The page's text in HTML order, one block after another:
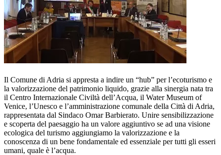
Il Comune di Adria si appresta a indire un “hub” per l’ecoturismo e
la valorizzazione del patrimonio liquido, grazie alla sinergia nata tra
il Centro Internazionale Civiltà dell’Acqua, il Water Museum of
Venice, l’Unesco e l’amministrazione comunale della Città di Adria,
rappresentata dal Sindaco Omar Barbierato. Unire sensibilizzazione
e scoperta del paesaggio ha un valore aggiuntivo se ad una visione
ecologica del turismo aggiungiamo la valorizzazione e la
conoscenza di un bene fondamentale ed essenziale per tutti gli esseri
umani, quale è l’acqua.